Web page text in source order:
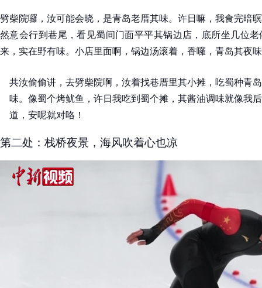
劈柴院囉，汝可能会晓，是青岛老厝其味。许日嘛，我食完暗
然意会行到巷尾，看见蜀间门面平平其锅边店，底所坐几位
来，实在野有味。小店里面啊，锅边汤滚着，香囉，青岛其夜
共汝偷偷讲，去劈柴院啊，汝着找巷厝里其小摊，吃蜀种青
味。像蜀个烤鱿鱼，许日我吃到蜀个摊，其酱油调味就像我
道，安呢就对咯！
第二处：栈桥夜景，海风吹着心也凉